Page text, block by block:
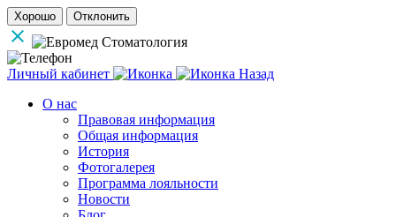
Хорошо Отклонить
Личный кабинет
Назад
О нас
Правовая информация
Общая информация
История
Фотогалерея
Программа лояльности
Новости